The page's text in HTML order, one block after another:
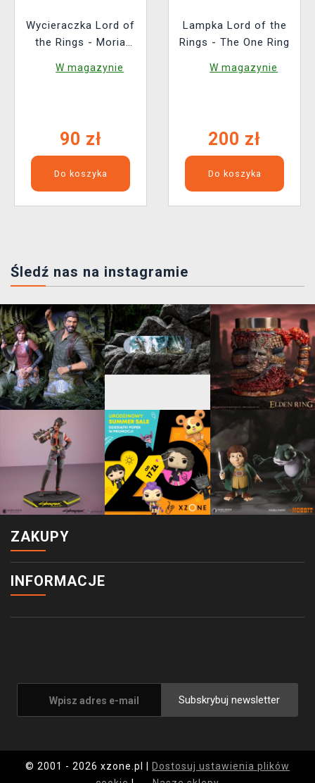
Wycieraczka Lord of
the Rings - Moria
W magazynie
90 zł
Do koszyka
Lampka Lord of the
Rings - The One Ring
W magazynie
200 zł
Do koszyka
Śledź nas na instagramie
ZAKUPY
INFORMACJE
Subskrybuj newsletter
© 2001 - 2026 xzone.pl |
Dostosuj ustawienia plików